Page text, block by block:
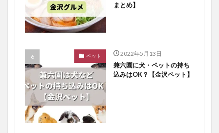
まとめ】
ペット 2022年5月13日
兼六園に犬・ペットの持ち
込みはOK？【金沢ペット】